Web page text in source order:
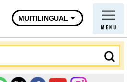
MUITILINGUAL